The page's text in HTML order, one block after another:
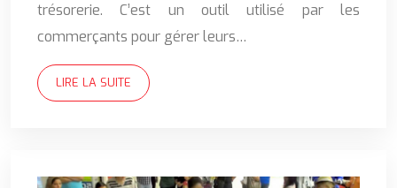
trésorerie. C’est un outil utilisé par les
commerçants pour gérer leurs…
LIRE LA SUITE